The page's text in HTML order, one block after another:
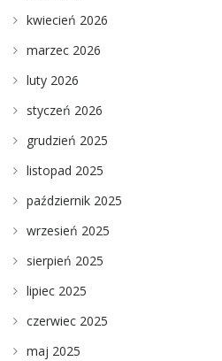
kwiecień 2026
marzec 2026
luty 2026
styczeń 2026
grudzień 2025
listopad 2025
październik 2025
wrzesień 2025
sierpień 2025
lipiec 2025
czerwiec 2025
maj 2025